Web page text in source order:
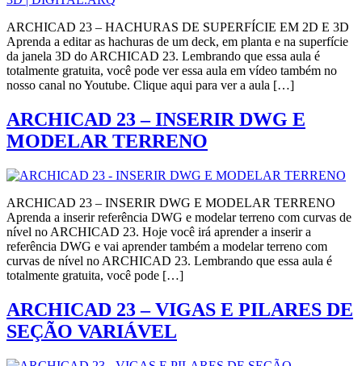
ARCHICAD 23 – HACHURAS DE SUPERFÍCIE EM 2D E 3D
Aprenda a editar as hachuras de um deck, em planta e na superfície
da janela 3D do ARCHICAD 23. Lembrando que essa aula é
totalmente gratuita, você pode ver essa aula em vídeo também no
nosso canal no Youtube. Clique aqui para ver a aula […]
ARCHICAD 23 – INSERIR DWG E
MODELAR TERRENO
ARCHICAD 23 – INSERIR DWG E MODELAR TERRENO
Aprenda a inserir referência DWG e modelar terreno com curvas de
nível no ARCHICAD 23. Hoje você irá aprender a inserir a
referência DWG e vai aprender também a modelar terreno com
curvas de nível no ARCHICAD 23. Lembrando que essa aula é
totalmente gratuita, você pode […]
ARCHICAD 23 – VIGAS E PILARES DE
SEÇÃO VARIÁVEL